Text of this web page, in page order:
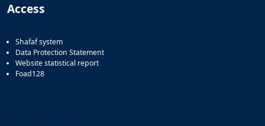
Access
Shafaf system
Data Protection Statement
Website statistical report
Foad128